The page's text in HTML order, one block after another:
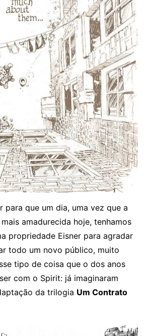
para que um dia, uma vez que a
amadurecida hoje, tenhamos
propriedade Eisner para agradar
todo um novo público, muito
tipo de coisa que o dos anos
com o Spirit: já imaginaram
da trilogia Um Contrato